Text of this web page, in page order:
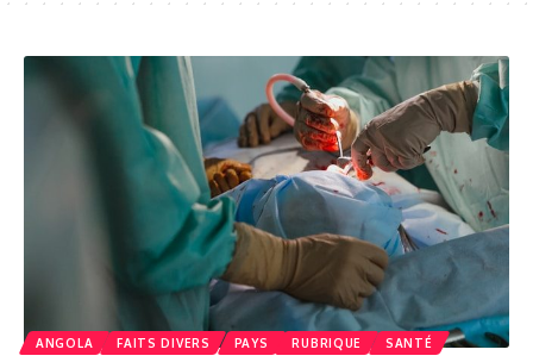
ANGOLA FAITS DIVERS PAYS RUBRIQUE SANTÉ